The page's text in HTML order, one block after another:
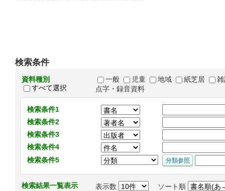
検索条件
資料種別
すべて選択
一般 児童 地域 紙芝居
点字・録音資料
検索条件1
検索条件2
検索条件3
検索条件4
検索条件5
検索結果一覧表示 表示数 ソート順